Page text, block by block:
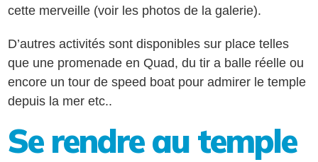
cette merveille (voir les photos de la galerie).
D’autres activités sont disponibles sur place telles
que une promenade en Quad, du tir a balle réelle ou
encore un tour de speed boat pour admirer le temple
depuis la mer etc..
Se rendre au temple